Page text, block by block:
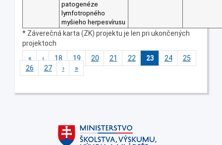
patogenéze
lymfotropného
myšieho herpesvírusu
* Záverečná karta (ZK) projektu je len pri ukončených
projektoch
«
‹ 18 19 20 21 22 23 24
25
26
27 › »